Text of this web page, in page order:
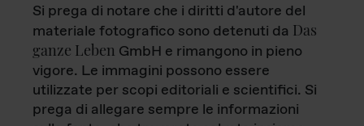
Si prega di notare che i diritti d'autore del
materiale fotografico sono detenuti da Das
ganze Leben GmbH e rimangono in pieno
vigore. Le immagini possono essere
utilizzate per scopi editoriali e scientifici. Si
prega di allegare sempre le informazioni